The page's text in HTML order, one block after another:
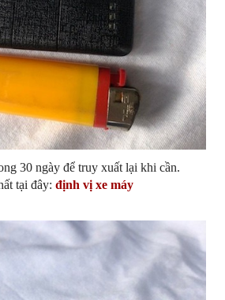
30 ngày để truy xuất lại khi cần.
tại đây: định vị xe máy